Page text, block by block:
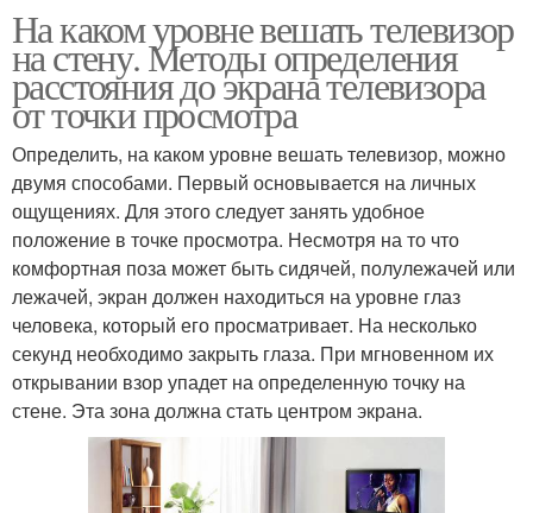
На каком уровне вешать телевизор
на стену. Методы определения
расстояния до экрана телевизора
от точки просмотра
Определить, на каком уровне вешать телевизор, можно
двумя способами. Первый основывается на личных
ощущениях. Для этого следует занять удобное
положение в точке просмотра. Несмотря на то что
комфортная поза может быть сидячей, полулежачей или
лежачей, экран должен находиться на уровне глаз
человека, который его просматривает. На несколько
секунд необходимо закрыть глаза. При мгновенном их
открывании взор упадет на определенную точку на
стене. Эта зона должна стать центром экрана.